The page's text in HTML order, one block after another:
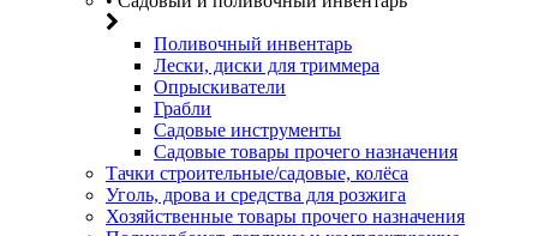
Поливочный инвентарь
Лески, диски для триммера
Опрыскиватели
Грабли
Садовые инструменты
Садовые товары прочего назначения
Тачки строительные/садовые, колёса
Уголь, дрова и средства для розжига
Хозяйственные товары прочего назначения